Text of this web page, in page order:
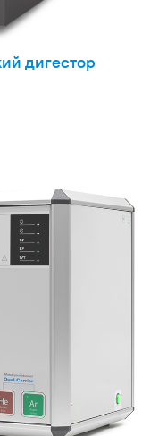
дигестор